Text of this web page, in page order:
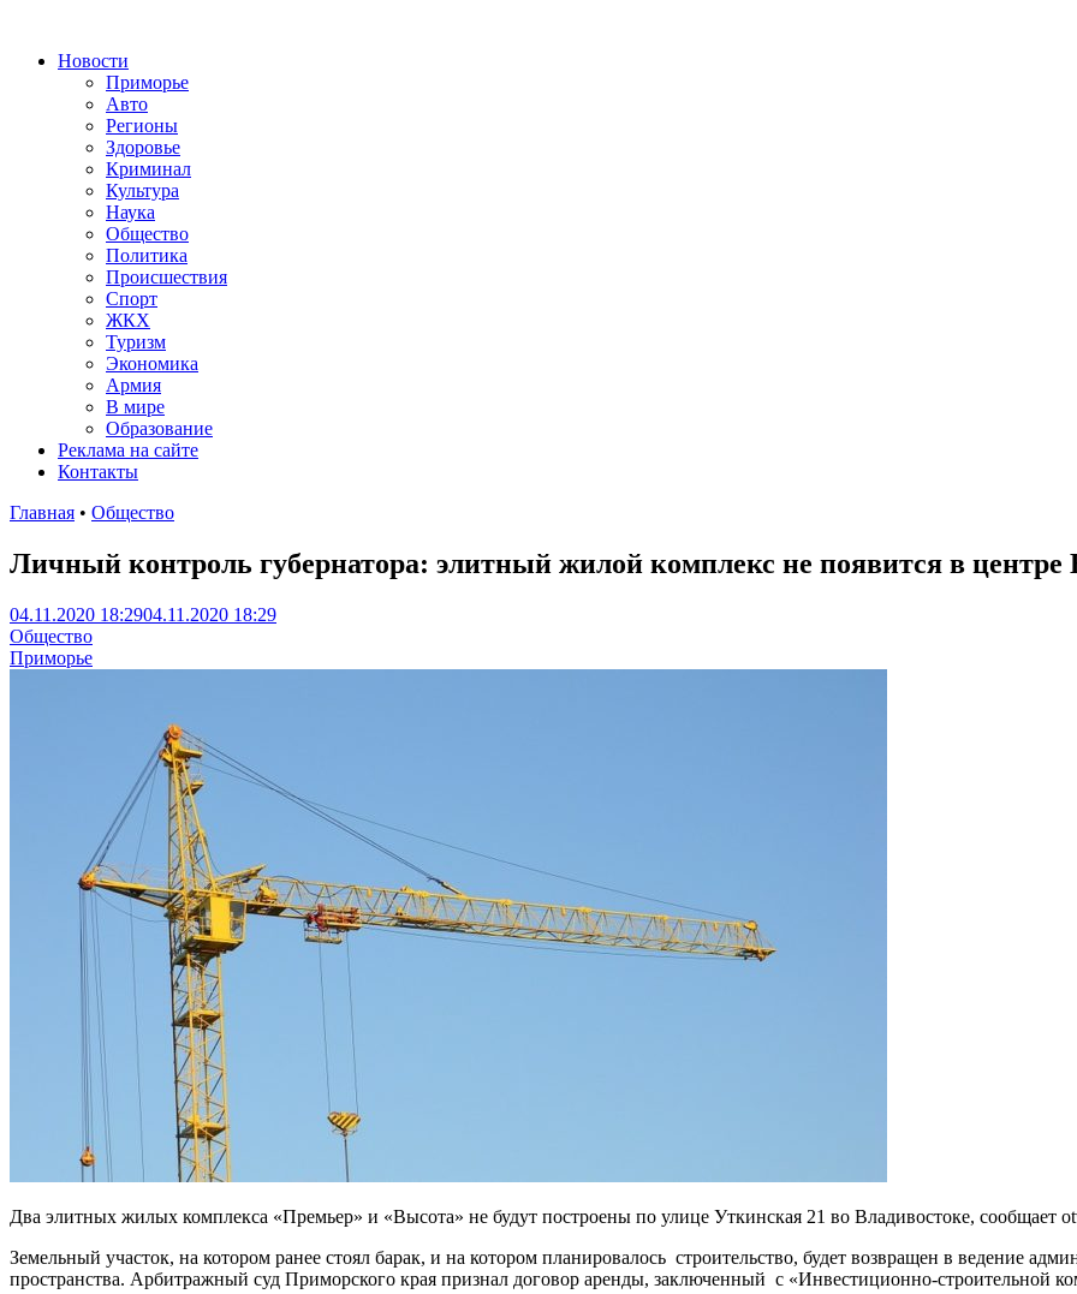
Новости
Приморье
Авто
Регионы
Здоровье
Криминал
Культура
Наука
Общество
Политика
Происшествия
Спорт
ЖКХ
Туризм
Экономика
Армия
В мире
Образование
Реклама на сайте
Контакты
Главная • Общество
Личный контроль губернатора: элитный жилой комплекс не появится в центре
04.11.2020 18:2904.11.2020 18:29
Общество
Приморье
Два элитных жилых комплекса «Премьер» и «Высота» не будут построены по улице Уткинская 21 во Владивостоке, сообщает
Земельный участок, на котором ранее стоял барак, и на котором планировалось строительство, будет возвращен в ведение
пространства. Арбитражный суд Приморского края признал договор аренды, заключенный с «Инвестиционно-строительной